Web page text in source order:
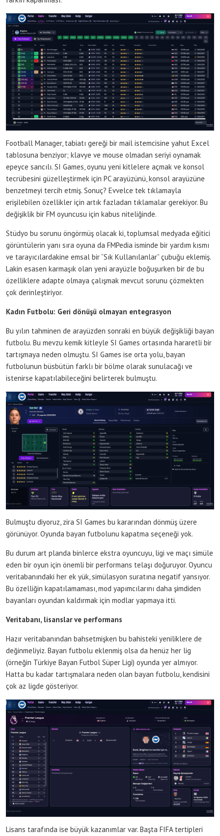
Football Manager, tabiatı gereği bir mail istemcisine yahut Excel
tablosuna benziyor; klavye ve mouse olmadan seriyi oynamak
epeyce sancılı. SI Games, oyunu yeni kitlelere açmak ve konsol
tecrübesini güzelleştirmek için PC arayüzünü, konsol arayüzüne
benzetmeyi tercih etmiş. Sonuç? Evvelce tek tıklamayla
erişilebilen özellikler için artık fazladan tıklamalar gerekiyor. Bu
değişiklik bir FM oyuncusu için kabus niteliğinde.
Stüdyo bu sorunu öngörmüş olacak ki, toplumsal medyada eğitici
görüntülerin yanı sıra oyuna da FMPedia isminde bir yardım kısmı
ve tarayıcılardakine emsal bir “Sık Kullanılanlar” çubuğu eklemiş.
Lakin esasen karmaşık olan yeni arayüzle boğuşurken bir de bu
özelliklere adapte olmaya çalışmak mevcut sorunu çözmekten
çok derinleştiriyor.
Kadın Futbolu: Geri dönüşü olmayan entegrasyon
Bu yılın tahminen de arayüzden sonraki en büyük değişikliği bayan
futbolu. Bu mevzu kemik kitleyle SI Games ortasında hararetli bir
tartışmaya neden olmuştu. SI Games ise orta yolu, bayan
futbolunun büsbütün farklı bir bölme olarak sunulacağı ve
istenirse kapatılabileceğini belirterek bulmuştu.
Bulmuştu diyoruz, zira SI Games bu kararından dönmüş üzere
görünüyor. Oyunda bayan futbolunu kapatma seçeneği yok.
Bu durum art planda binlerce ekstra oyuncuyu, ligi ve maçı simüle
eden bir oyun için önemli bir performans telaşı doğuruyor. Oyuncu
veritabanındaki her ek yük, simülasyon suratına negatif yansıyor.
Bu özelliğin kapatılamaması, mod yapımcılarını daha şimdiden
bayanları oyundan kaldırmak için modlar yapmaya itti.
Veritabanı, lisanslar ve performans
Hazır veritabanından bahsetmişken bu bahisteki yeniliklere de
değinmeliyiz. Bayan futbolu eklenmiş olsa da henüz her lig
(örneğin Türkiye Bayan Futbol Süper Ligi) oyunda yer almıyor.
Hatta bu kadar tartışmalara neden olan bayan futbolu, kendisini
çok az ligde gösteriyor.
Lisans tarafında ise büyük kazanımlar var. Başta FIFA tertipleri